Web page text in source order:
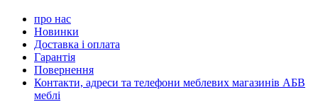
про нас
Новинки
Доставка і оплата
Гарантія
Повернення
Контакти, адреси та телефони меблевих магазинів АБВ
меблі